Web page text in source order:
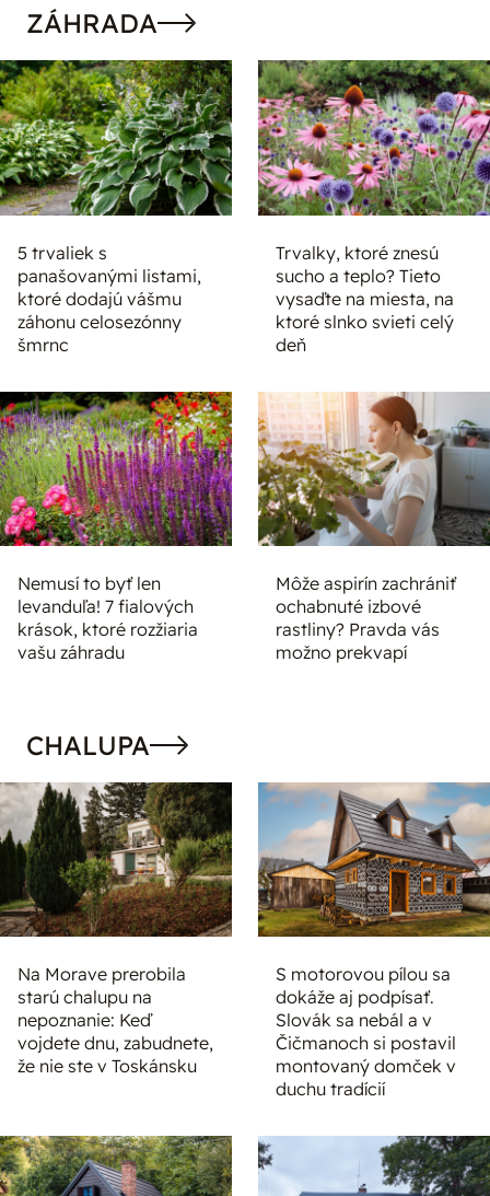
ZÁHRADA
5 trvaliek s
panašovanými listami,
ktoré dodajú vášmu
záhonu celosezónny
šmrnc
Trvalky, ktoré znesú
sucho a teplo? Tieto
vysaďte na miesta, na
ktoré slnko svieti celý
deň
Nemusí to byť len
levanduľa! 7 fialových
krások, ktoré rozžiaria
vašu záhradu
Môže aspirín zachrániť
ochabnuté izbové
rastliny? Pravda vás
možno prekvapí
CHALUPA
Na Morave prerobila
starú chalupu na
nepoznanie: Keď
vojdete dnu, zabudnete,
že nie ste v Toskánsku
S motorovou pílou sa
dokáže aj podpísať.
Slovák sa nebál a v
Čičmanoch si postavil
montovaný domček v
duchu tradícií